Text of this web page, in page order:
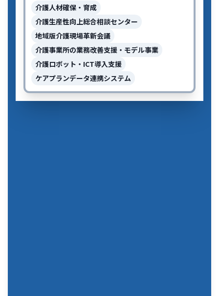
介護人材確保・育成
介護生産性向上総合相談センター
地域版介護現場革新会議
介護事業所の業務改善支援・モデル事業
介護ロボット・ICT導入支援
ケアプランデータ連携システム